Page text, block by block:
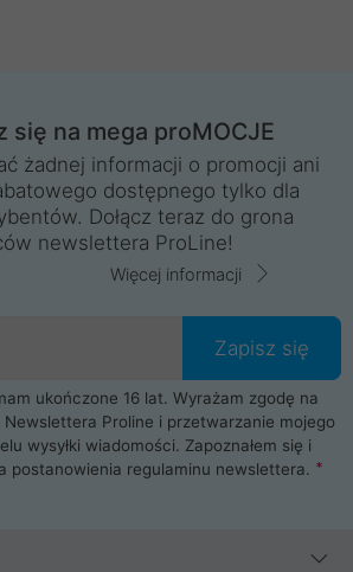
się na mega proMOCJE
żadnej informacji o promocji ani
dostępnego tylko dla
Dołącz teraz do grona
newslettera ProLine!
Więcej informacji
Zapisz się
ukończone 16 lat. Wyrażam zgodę na
Newslettera Proline i przetwarzanie mojego
wysyłki wiadomości. Zapoznałem się i
postanowienia regulaminu newslettera.